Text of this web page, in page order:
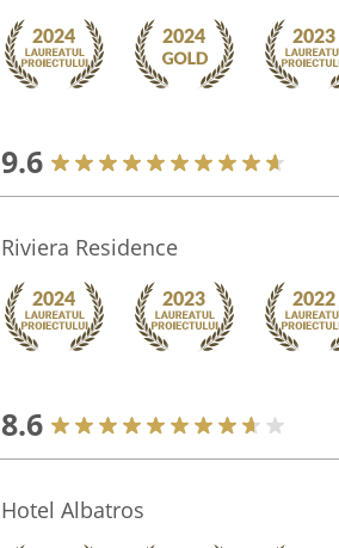
9.6
Riviera Residence
8.6
Hotel Albatros